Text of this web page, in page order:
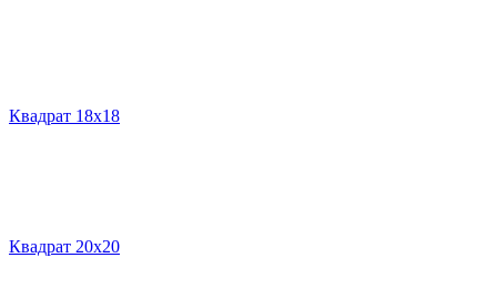
Квадрат 18х18
Квадрат 20х20